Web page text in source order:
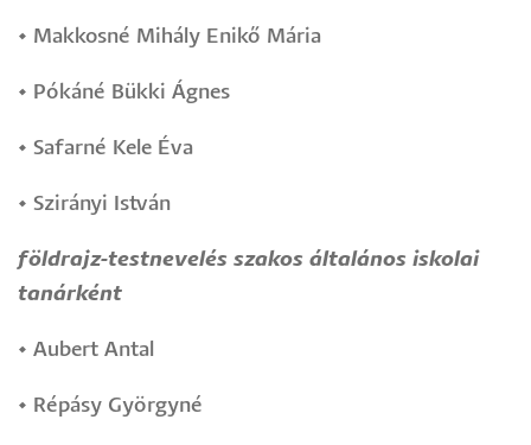
• Makkosné Mihály Enikő Mária
• Pókáné Bükki Ágnes
• Safarné Kele Éva
• Szirányi István
földrajz-testnevelés szakos általános iskolai
tanárként
• Aubert Antal
• Répásy Györgyné